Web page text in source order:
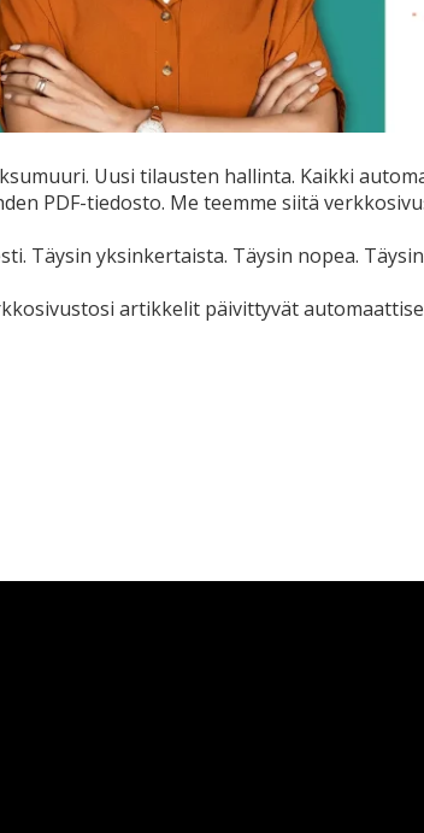
Uusi tilausten hallinta. Kaikki
PDF-tiedosto. Me teemme siitä
Täysin yksinkertaista. Täysin nopea.
artikkelit päivittyvät